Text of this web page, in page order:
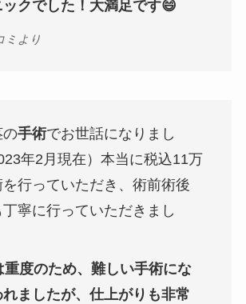
クでした！大満足です😄
ミより
の手術でお世話になりまし
年2月現在）本当に税込11万
を行っていただき、術前術後
寧に行っていただきまし
重度のため、難しい手術にな
れましたが、仕上がりも非常